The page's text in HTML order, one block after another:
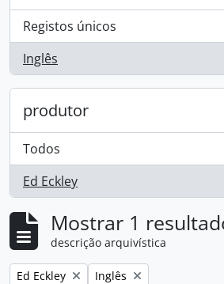
Registos únicos
, 1 resultados
Inglês
, 1 resultados
produtor
Todos
Ed Eckley
, 1 resultados
Mostrar 1
descrição arquivística
Remove filter:
Ed Eckley Remove filter:
Inglês